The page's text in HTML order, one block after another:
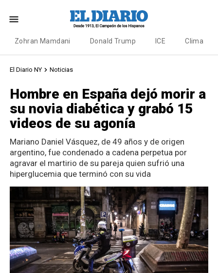
Zohran Mamdani Donald Trump ICE Clima
El Diario NY Noticias
Hombre en España dejó morir a
su novia diabética y grabó 15
videos de su agonía
Mariano Daniel Vásquez, de 49 años y de origen
argentino, fue condenado a cadena perpetua por
agravar el martirio de su pareja quien sufrió una
hiperglucemia que terminó con su vida